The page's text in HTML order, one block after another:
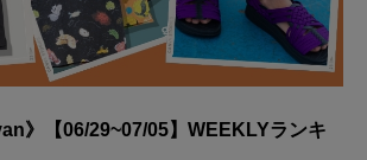
》【06/29~07/05】WEEKLYランキ